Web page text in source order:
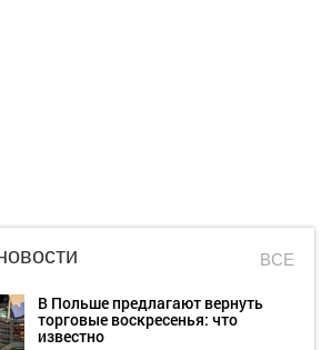
ВСЕ
В Польше предлагают вернуть
торговые воскресенья: что
известно